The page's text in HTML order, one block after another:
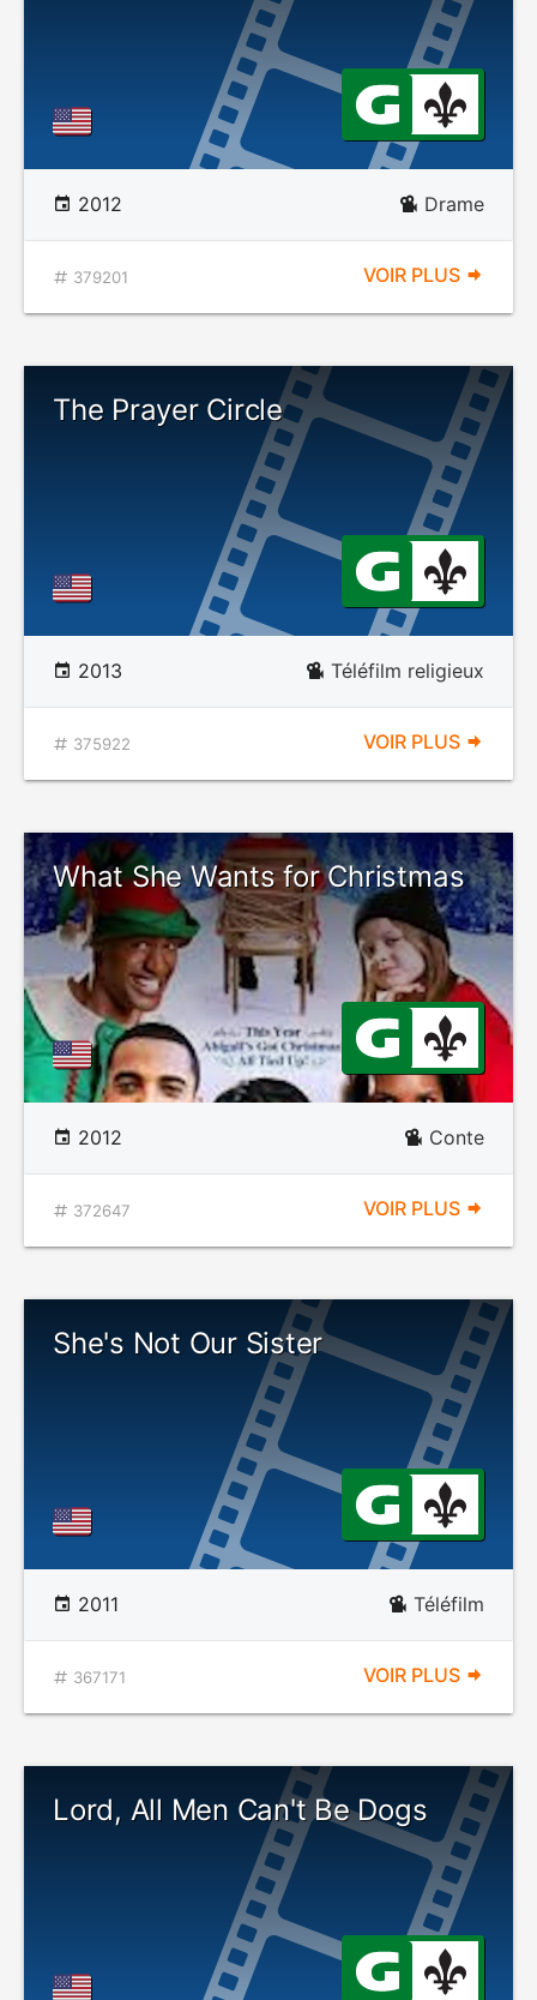
2012 Drame
379201 VOIR PLUS
The Prayer Circle
2013 Téléfilm religieux
375922 VOIR PLUS
What She Wants for Christmas
2012 Conte
372647 VOIR PLUS
She's Not Our Sister
2011 Téléfilm
367171 VOIR PLUS
Lord, All Men Can't Be Dogs